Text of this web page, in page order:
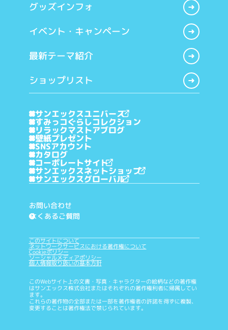
グッズインフォ
イベント・キャンペーン
最新テーマ紹介
ショップリスト
サンエックスユニバース
すみっコぐらしコレクション
リラックマストアブログ
壁紙プレゼント
SNSアカウント
カタログ
コーポレートサイト
サンエックスネットショップ
サンエックスグローバル
お問い合わせ
?
よくあるご質問
このサイトについて
ネットワークサービスにおける著作権について
Cookieポリシー
ソーシャルメディアポリシー
個人情報取り扱いの基本方針
このWebサイト上の文書・写真・キャラクターの絵柄などの著作権
はサンエックス株式会社またはそれぞれの著作権利者に帰属してい
ます。
これらの著作物の全部または一部を著作権者の許諾を得ずに複製、
変更することは著作権法で禁じられています。